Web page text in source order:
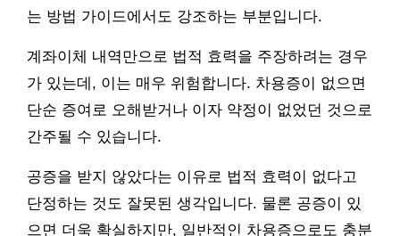
는 방법 가이드에서도 강조하는 부분입니다.
계좌이체 내역만으로 법적 효력을 주장하려는 경우
가 있는데, 이는 매우 위험합니다. 차용증이 없으면
단순 증여로 오해받거나 이자 약정이 없었던 것으로
간주될 수 있습니다.
공증을 받지 않았다는 이유로 법적 효력이 없다고
단정하는 것도 잘못된 생각입니다. 물론 공증이 있
으면 더욱 확실하지만, 일반적인 차용증으로도 충분